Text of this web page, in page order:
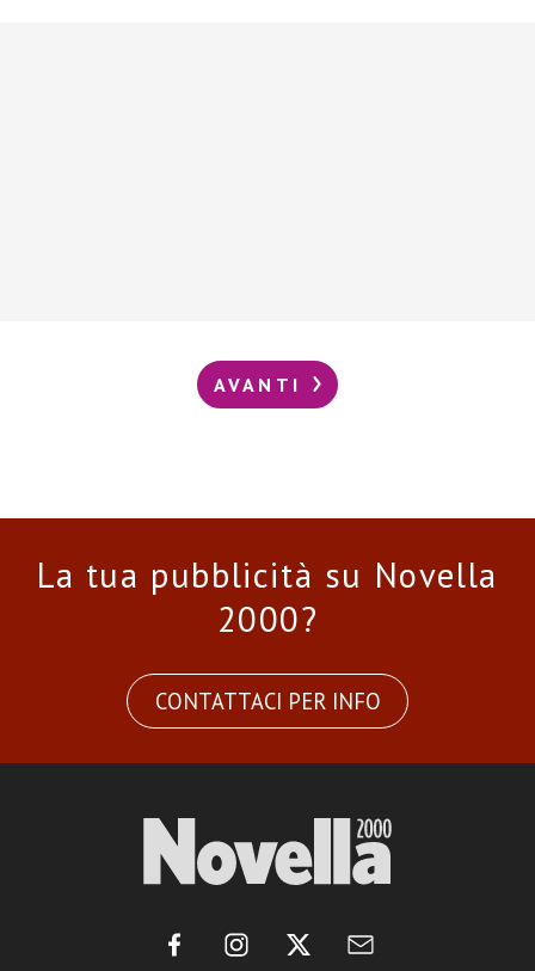
AVANTI
La tua pubblicità su Novella
2000?
CONTATTACI PER INFO